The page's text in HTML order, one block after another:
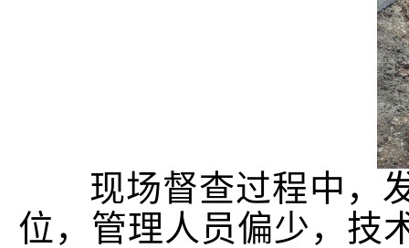
现场督查过程中，发
位，管理人员偏少，技